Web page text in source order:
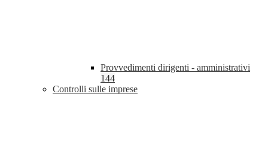
Provvedimenti dirigenti - amministrativi
144
Controlli sulle imprese